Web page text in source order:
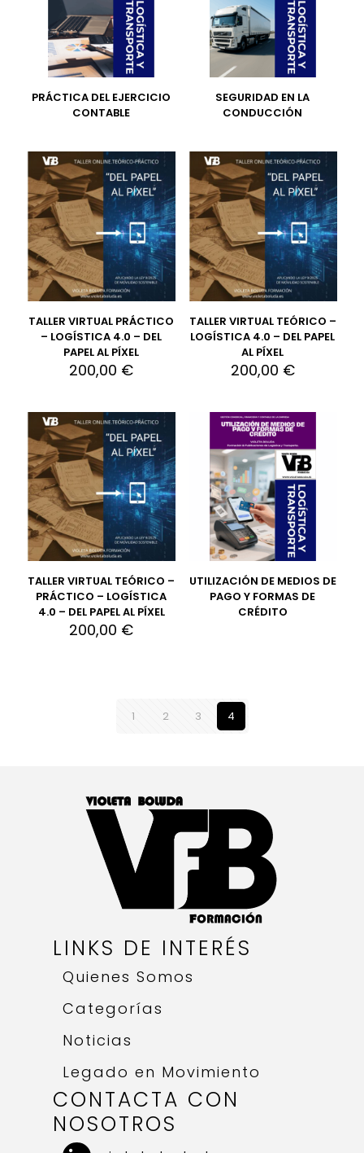
PRÁCTICA DEL EJERCICIO
CONTABLE
SEGURIDAD EN LA
CONDUCCIÓN
TALLER VIRTUAL PRÁCTICO
– LOGÍSTICA 4.0 – DEL
PAPEL AL PÍXEL
200,00 €
TALLER VIRTUAL TEÓRICO –
LOGÍSTICA 4.0 – DEL PAPEL
AL PÍXEL
200,00 €
TALLER VIRTUAL TEÓRICO –
PRÁCTICO – LOGÍSTICA
4.0 – DEL PAPEL AL PÍXEL
200,00 €
UTILIZACIÓN DE MEDIOS DE
PAGO Y FORMAS DE
CRÉDITO
1 2 3 4
LINKS DE INTERÉS
Quienes Somos
Categorías
Noticias
Legado en Movimiento
CONTACTA CON
NOSOTROS